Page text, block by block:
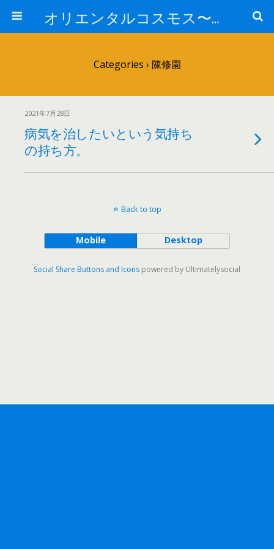
オリエンタルコスモス〜あなたの知らない中医の世界〜
Categories › 陳修園
2021年7月28日
病気を治したいという気持ち
の持ち方。
Back to top
Mobile Desktop
Social Share Buttons and Icons powered by Ultimatelysocial